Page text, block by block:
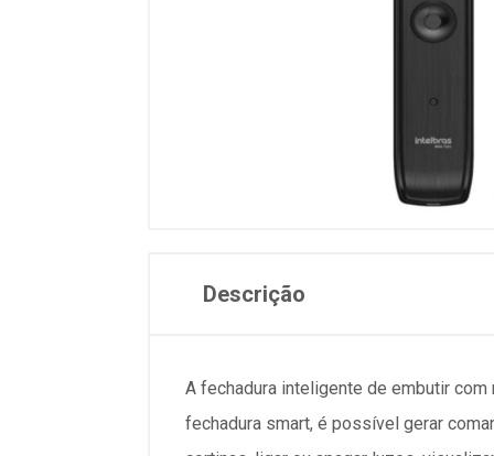
Descrição
A fechadura inteligente de embutir
fechadura smart, é possível gerar